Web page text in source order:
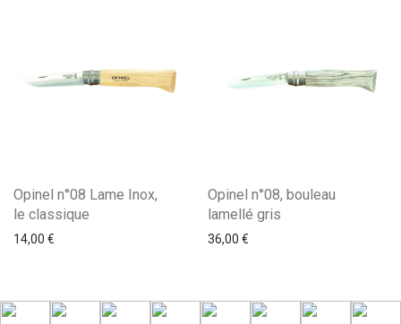
Opinel n°08 Lame Inox,
le classique
14,00 €
Opinel n°08, bouleau
lamellé gris
36,00 €